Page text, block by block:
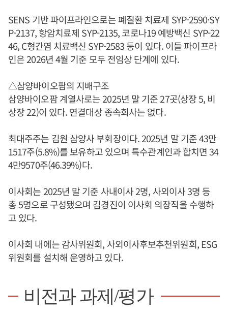
SENS 기반 파이프라인으로는 폐질환 치료제 SYP-2590·SY
P-2137, 항암치료제 SYP-2135, 코로나19 예방백신 SYP-22
46, C형간염 치료백신 SYP-2583 등이 있다. 이들 파이프라
인은 2026년 4월 기준 모두 전임상 단계에 있다.
△삼양바이오팜의 지배구조
삼양바이오팜 계열사로는 2025년 말 기준 27곳(상장 5, 비
상장 22)이 있다. 연결대상 종속회사는 없다.
최대주주는 김원 삼양사 부회장이다. 2025년 말 기준 43만
1517주(5.8%)를 보유하고 있으며 특수관계인과 합치면 34
4만9570주(46.39%)다.
이사회는 2025년 말 기준 사내이사 2명, 사외이사 3명 등
총 5명으로 구성됐으며 김경진이 이사회 의장직을 수행하
고 있다.
이사회 내에는 감사위원회, 사외이사후보추천위원회, ESG
위원회를 설치해 운영하고 있다.
비전과 과제/평가